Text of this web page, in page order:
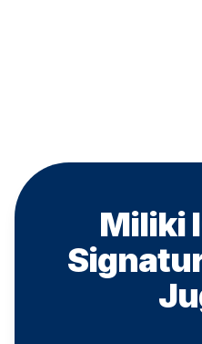
Miliki